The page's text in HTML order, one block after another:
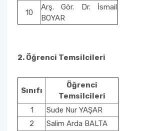
10
Arş. Gör. Dr. İsmail
BOYAR
2. Öğrenci Temsilcileri
Sınıfı
Öğrenci
Temsilcileri
1
Sude Nur YAŞAR
2
Salim Arda BALTA